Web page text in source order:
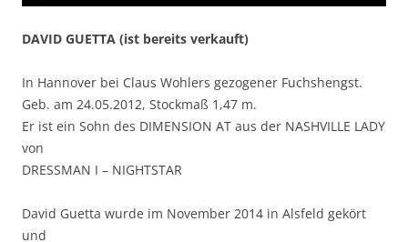
DAVID GUETTA (ist bereits verkauft)
In Hannover bei Claus Wohlers gezogener Fuchshengst.
Geb. am 24.05.2012, Stockmaß 1,47 m.
Er ist ein Sohn des DIMENSION AT aus der NASHVILLE LADY
von
DRESSMAN I – NIGHTSTAR
David Guetta wurde im November 2014 in Alsfeld gekört
und